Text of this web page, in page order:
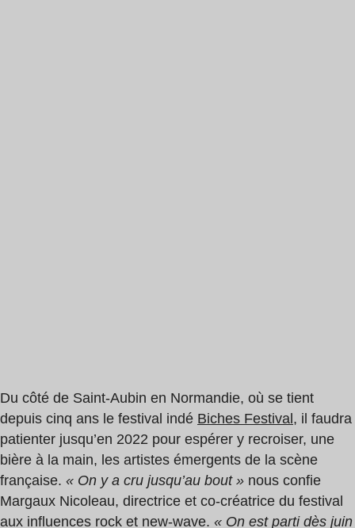
Du côté de Saint-Aubin en Normandie, où se tient
depuis cinq ans le festival indé Biches Festival , il faudra
patienter jusqu’en 2022 pour espérer y recroiser, une
bière à la main, les artistes émergents de la scène
française. « On y a cru jusqu’au bout » nous confie
Margaux Nicoleau, directrice et co-créatrice du festival
aux influences rock et new-wave. « On est parti dès juin